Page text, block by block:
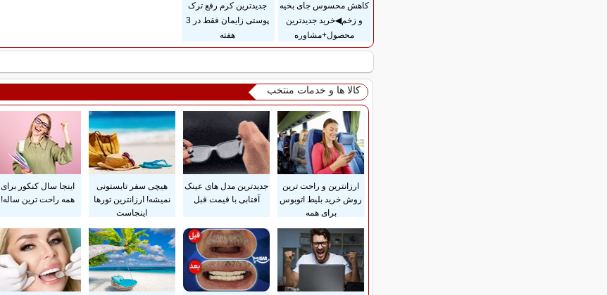
کاهش محسوس جای بخیه
و زخم◀خرید جدیدترین
محصول+مشاوره
جدیدترین کرم رفع ترک
پوستی زایمان فقط در 3
هفته
کالا ها و خدمات منتخب
ارزانترین و راحت ترین
روش خرید بلیط اتوبوس
برای همه
جدیدترین مدل های عینک
آفتابی با قیمت قبل
هیچی سفر تابستونی
نمیشه! ارزانترین تورها
اینجاست
اینجا سال کنکور برای
همه راحت ترین ساله!